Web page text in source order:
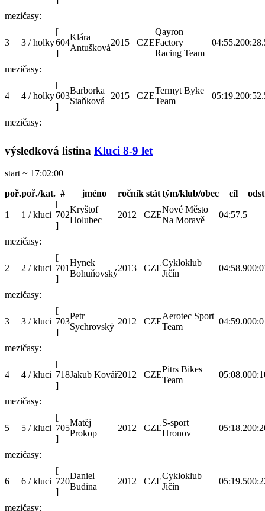
mezičasy:
3 3 / holky
[
604
]
Klára
Antušková
2015 CZE
Qayron
Factory
Racing Team
04:55.2
mezičasy:
4 4 / holky
[
603
]
Barborka
Staňková
2015 CZE
Termyt Byke
Team
05:19.2
mezičasy:
výsledková listina Kluci 8-9 let
start ~ 17:02:00
poř.poř./kat. # jméno ročník stát tým/klub/obec cíl
1 1 / kluci
[
702
]
Kryštof
Holubec
2012 CZE
Nové Město
Na Moravě
04:57.5
mezičasy:
2 2 / kluci
[
701
]
Hynek
Bohuňovský
2013 CZE
Cykloklub
Jičín
04:58.9
mezičasy:
3 3 / kluci
[
703
]
Petr
Sychrovský
2012 CZE
Aerotec Sport
Team
04:59.0
mezičasy:
4 4 / kluci
[
718
]
Jakub Kovář2012 CZE
Pitrs Bikes
Team
05:08.0
mezičasy:
5 5 / kluci
[
705
]
Matěj
Prokop
2012 CZE
S-sport
Hronov
05:18.2
mezičasy:
6 6 / kluci
[
720
]
Daniel
Budina
2012 CZE
Cykloklub
Jičín
05:19.5
mezičasy: